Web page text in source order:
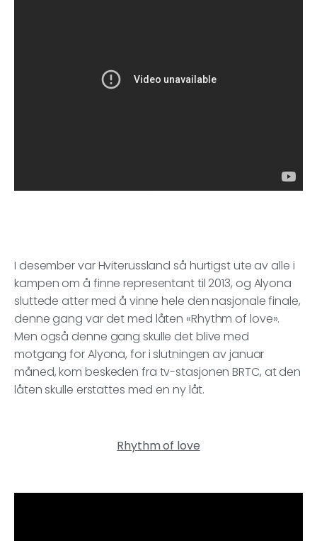
I desember var Hviterussland så hurtigst ute av alle i
kampen om å finne representant til 2013, og Alyona
sluttede atter med å vinne hele den nasjonale finale,
denne gang var det med låten «Rhythm of love».
Men også denne gang skulle det blive med
motgang for Alyona, for i slutningen av januar
måned, kom beskeden fra tv-stasjonen BRTC, at den
låten skulle erstattes med en ny låt.
Rhythm of love